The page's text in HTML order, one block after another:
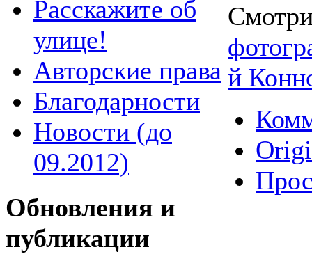
Расскажите об
улице!
Авторские права
Благодарности
Новости (до
09.2012)
Обновления и
публикации
й